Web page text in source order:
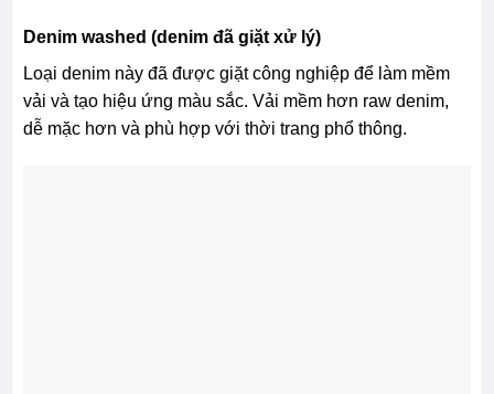
Denim washed (denim đã giặt xử lý)
Loại denim này đã được giặt công nghiệp để làm mềm
vải và tạo hiệu ứng màu sắc. Vải mềm hơn raw denim,
dễ mặc hơn và phù hợp với thời trang phổ thông.